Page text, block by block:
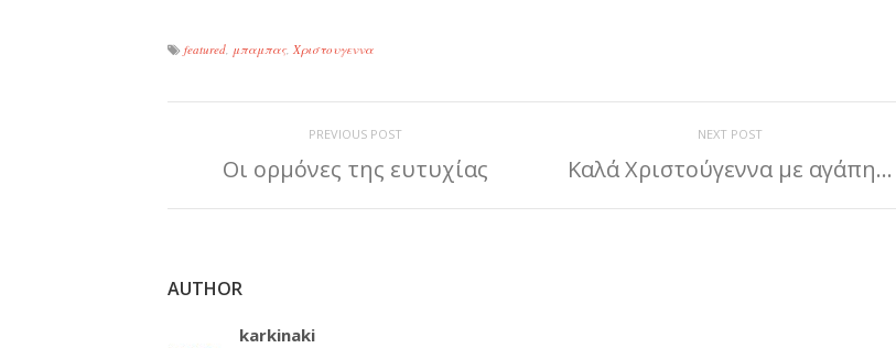
featured, μπαμπας, Χριστουγεννα
PREVIOUS POST
Οι ορμόνες της ευτυχίας
NEXT POST
Καλά Χριστούγεννα με αγάπη…
AUTHOR
karkinaki